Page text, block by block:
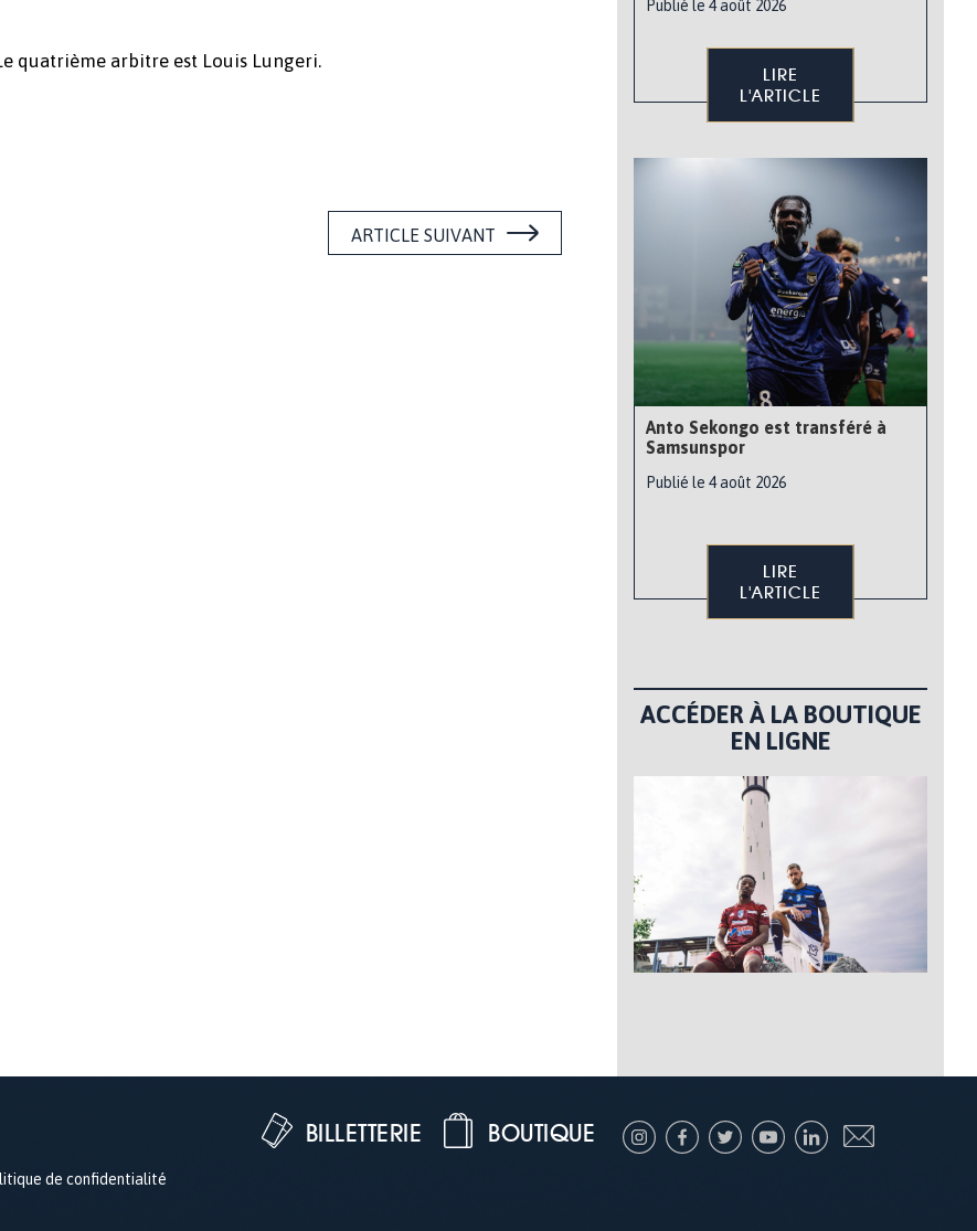
quatrième arbitre est Louis Lungeri.
ARTICLE SUIVANT
Publié le 4 août 2026
LIRE
L'ARTICLE
Anto Sekongo est transféré à
Samsunspor
Publié le 4 août 2026
LIRE
L'ARTICLE
ACCÉDER À LA BOUTIQUE
EN LIGNE
de confidentialité
BOUTIQUE
BILLETTERIE